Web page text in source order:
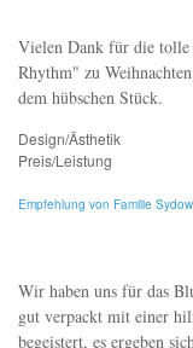
Vielen Dank für die
Rhythm" zu
dem hübschen Stück.
Design/Ästhetik
Preis/Leistung
Empfehlung von Familie
Wir haben uns für das
gut verpackt mit einer
begeistert, es ergeben